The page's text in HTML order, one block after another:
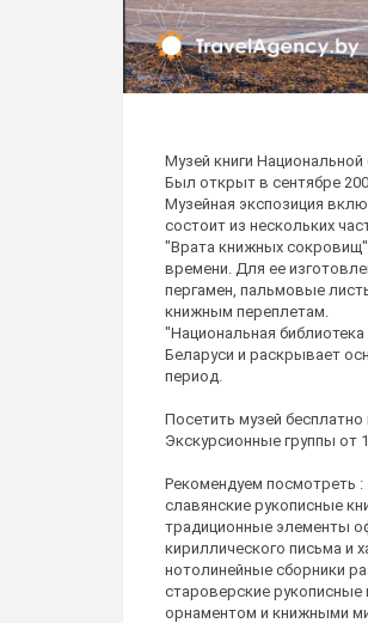
Музей книги
Был открыт в сентябре
Музейная экспозиция
состоит из нескольких
"Врата книжных
времени. Для ее
пергамен, пальмовые
книжным переплетам.
"Национальная
Беларуси и раскрывает
период.
Посетить музей
Экскурсионные группы от
Рекомендуем посмотреть :
славянские рукописные
традиционные элементы
кириллического письма и
нотолинейные сборники
староверские
орнаментом и книжными